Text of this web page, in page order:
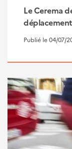
Le Cerema
Publié le 04/07/